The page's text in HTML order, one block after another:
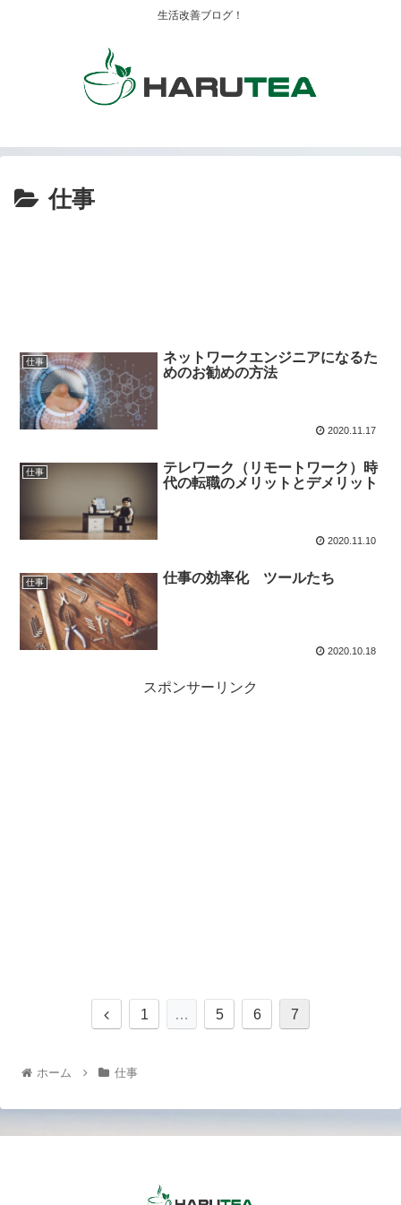
生活改善ブログ！
仕事
仕事
ネットワークエンジニアになるた
めのお勧めの方法
2020.11.17
仕事
テレワーク（リモートワーク）時
代の転職のメリットとデメリット
2020.11.10
仕事 仕事の効率化 ツールたち
2020.10.18
スポンサーリンク
1 … 5 6 7
ホーム 仕事